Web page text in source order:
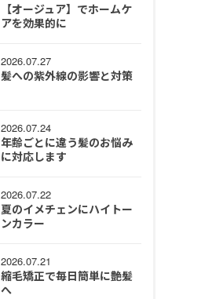
【オージュア】でホームケ
アを効果的に
2026.07.27
髪への紫外線の影響と対策
2026.07.24
年齢ごとに違う髪のお悩み
に対応します
2026.07.22
夏のイメチェンにハイトー
ンカラー
2026.07.21
縮毛矯正で毎日簡単に艶髪
へ